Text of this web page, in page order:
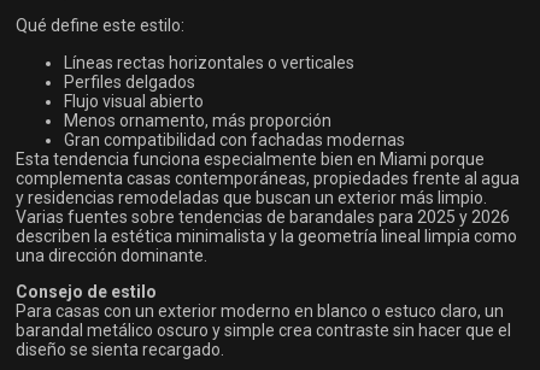
Qué define este estilo:
Líneas rectas horizontales o verticales
Perfiles delgados
Flujo visual abierto
Menos ornamento, más proporción
Gran compatibilidad con fachadas modernas
Esta tendencia funciona especialmente bien en Miami porque
complementa casas contemporáneas, propiedades frente al agua
y residencias remodeladas que buscan un exterior más limpio.
Varias fuentes sobre tendencias de barandales para 2025 y 2026
describen la estética minimalista y la geometría lineal limpia como
una dirección dominante.
Consejo de estilo
Para casas con un exterior moderno en blanco o estuco claro, un
barandal metálico oscuro y simple crea contraste sin hacer que el
diseño se sienta recargado.